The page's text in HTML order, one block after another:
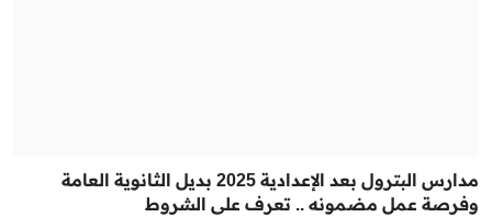
مدارس البترول بعد الإعدادية 2025 بديل الثانوية العامة
وفرصة عمل مضمونه .. تعرف على الشروط